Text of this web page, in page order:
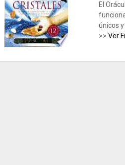
El
únicos
>> Ver